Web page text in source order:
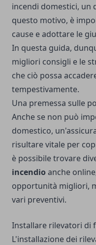
incendi domestici, un
questo motivo, è
cause e adottare le
In questa guida,
migliori consigli e le
che ciò possa
tempestivamente.
Una premessa sulle
Anche se non può
domestico,
risultare vitale per
è possibile trovare
incendio anche
opportunità migliori,
vari preventivi.
Installare rilevatori di
L'installazione dei